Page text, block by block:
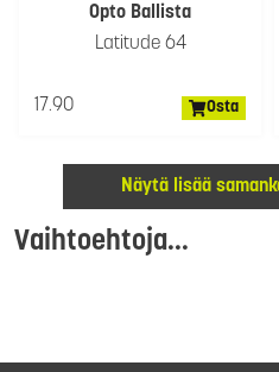
Opto Ballista
Latitude 64
17.90 Osta
Näytä lisää
Vaihtoehtoja...